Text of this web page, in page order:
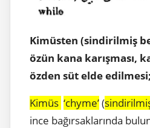
Kimüsten (sindirilmiş
özün kana karışması,
özden süt elde edilmesi;
Kimüs ‘chyme’(
ince bağırsaklarında